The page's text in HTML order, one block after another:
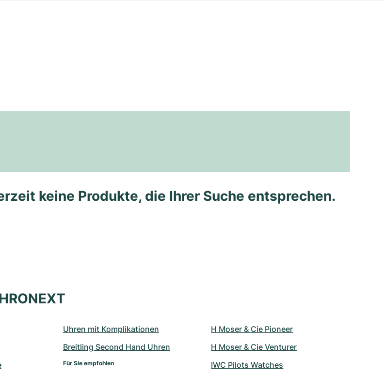
keine Produkte, die Ihrer Suche entsprechen.
Uhren mit Komplikationen
Breitling Second Hand Uhren
Für Sie empfohlen
H Moser & Cie Pioneer
H Moser & Cie Venturer
IWC Pilots Watches